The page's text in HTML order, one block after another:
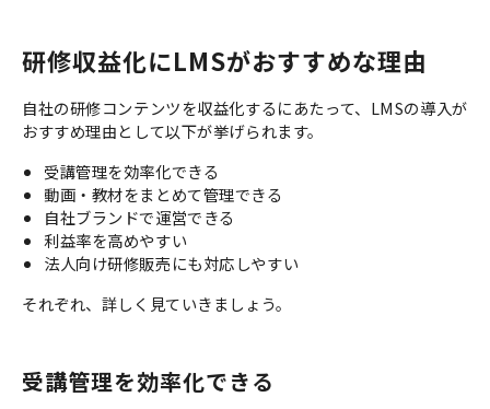
研修収益化にLMSがおすすめな理由
自社の研修コンテンツを収益化するにあたって、LMSの導入が
おすすめ理由として以下が挙げられます。
受講管理を効率化できる
動画・教材をまとめて管理できる
自社ブランドで運営できる
利益率を高めやすい
法人向け研修販売にも対応しやすい
それぞれ、詳しく見ていきましょう。
受講管理を効率化できる